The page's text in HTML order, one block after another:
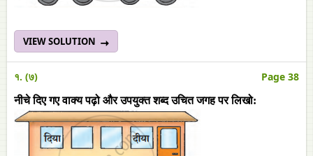
VIEW SOLUTION
१. (७) Page 38
नीचे दिए गए वाक्य पढ़ो और उपयुक्त शब्द उचित जगह पर लिखो: